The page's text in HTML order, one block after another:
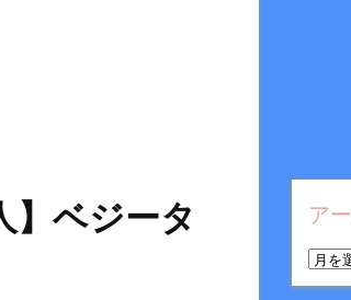
】ベジータ
ア
ア
ー